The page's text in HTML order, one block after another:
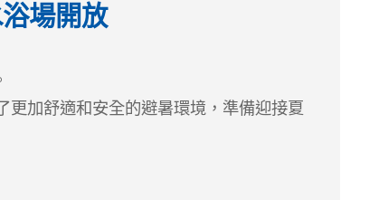
場開放
更加舒適和安全的避暑環境，準備迎接夏